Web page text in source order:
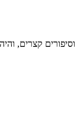
ספרי שירה